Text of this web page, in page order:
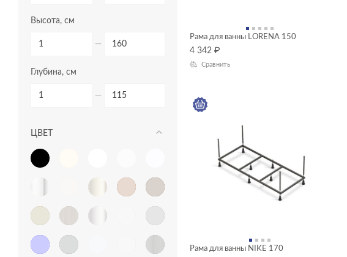
пьедесталы
раковины в столешницу
раковины с пьедесталом
сиденья для унитазов
сифоны для ванн
смесители
Высота, см
—
Глубина, см
—
ЦВЕТ
Рама для ванны LORENA 150
4 342 ₽
Сравнить
Рама для ванны NIKE 170